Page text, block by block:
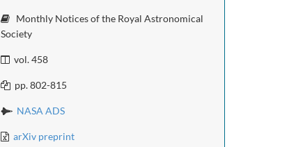
Monthly Notices of the Royal Astronomical
Society
vol. 458
pp. 802-815
NASA ADS
arXiv preprint